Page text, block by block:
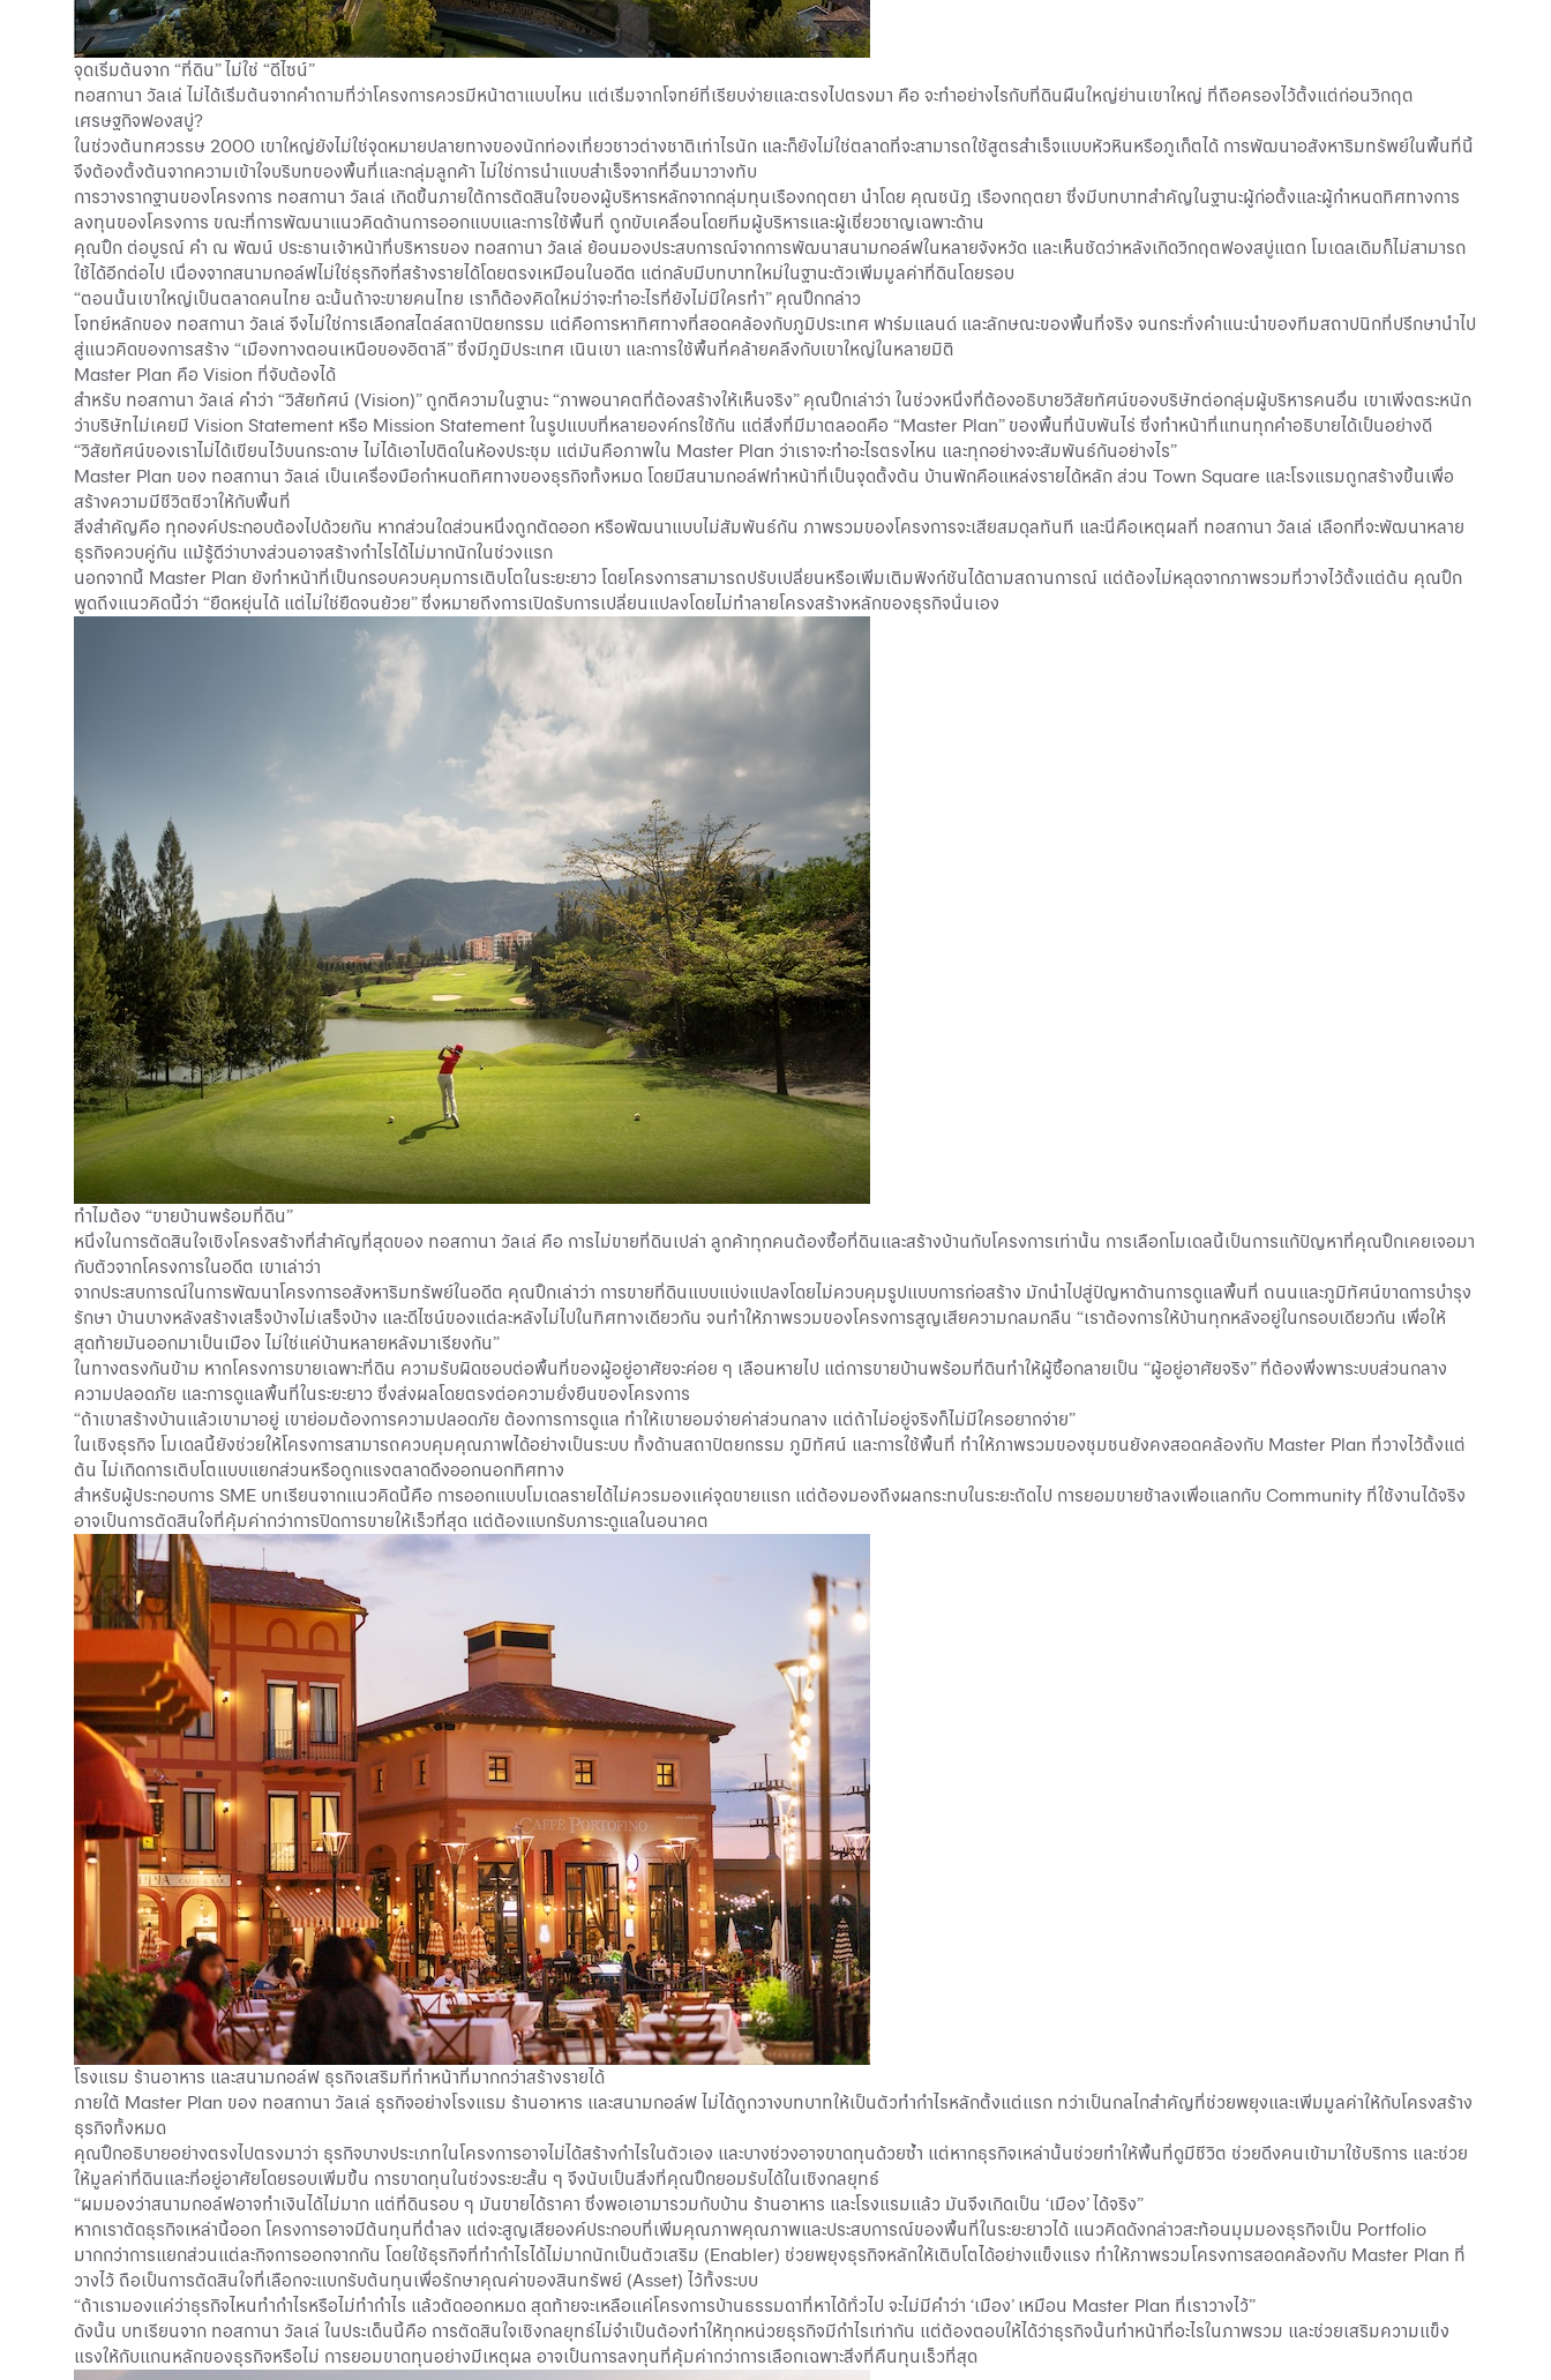
จุดเริ่มต้นจาก “ที่ดิน” ไม่ใช่ “ดีไซน์”
ทอสกานา วัลเล่ ไม่ได้เริ่มต้นจากคำถามที่ว่าโครงการควรมีหน้าตาแบบไหน แต่เริ่มจากโจทย์ที่เรียบง่ายและตรงไปตรงมา คือ จะทำอย่างไรกับที่ดินผืนใหญ่ย่านเขาใหญ่ ที่ถือครองไว้ตั้งแต่ก่อนวิกฤต
เศรษฐกิจฟองสบู่?
ในช่วงต้นทศวรรษ 2000 เขาใหญ่ยังไม่ใช่จุดหมายปลายทางของนักท่องเที่ยวชาวต่างชาติเท่าไรนัก และก็ยังไม่ใช่ตลาดที่จะสามารถใช้สูตรสำเร็จแบบหัวหินหรือภูเก็ตได้ การพัฒนาอสังหาริมทรัพย์ในพื้นที่นี้
จึงต้องตั้งต้นจากความเข้าใจบริบทของพื้นที่และกลุ่มลูกค้า ไม่ใช่การนำแบบสำเร็จจากที่อื่นมาวางทับ
การวางรากฐานของโครงการ ทอสกานา วัลเล่ เกิดขึ้นภายใต้การตัดสินใจของผู้บริหารหลักจากกลุ่มทุนเรืองกฤตยา นำโดย คุณชนัฎ เรืองกฤตยา ซึ่งมีบทบาทสำคัญในฐานะผู้ก่อตั้งและผู้กำหนดทิศทางการ
ลงทุนของโครงการ ขณะที่การพัฒนาแนวคิดด้านการออกแบบและการใช้พื้นที่ ถูกขับเคลื่อนโดยทีมผู้บริหารและผู้เชี่ยวชาญเฉพาะด้าน
คุณปิ๊ก ต่อบูรณ์ คำ ณ พัฒน์ ประธานเจ้าหน้าที่บริหารของ ทอสกานา วัลเล่ ย้อนมองประสบการณ์จากการพัฒนาสนามกอล์ฟในหลายจังหวัด และเห็นชัดว่าหลังเกิดวิกฤตฟองสบู่แตก โมเดลเดิมก็ไม่สามารถ
ใช้ได้อีกต่อไป เนื่องจากสนามกอล์ฟไม่ใช่ธุรกิจที่สร้างรายได้โดยตรงเหมือนในอดีต แต่กลับมีบทบาทใหม่ในฐานะตัวเพิ่มมูลค่าที่ดินโดยรอบ
“ตอนนั้นเขาใหญ่เป็นตลาดคนไทย ฉะนั้นถ้าจะขายคนไทย เราก็ต้องคิดใหม่ว่าจะทำอะไรที่ยังไม่มีใครทำ” คุณปิ๊กกล่าว
โจทย์หลักของ ทอสกานา วัลเล่ จึงไม่ใช่การเลือกสไตล์สถาปัตยกรรม แต่คือการหาทิศทางที่สอดคล้องกับภูมิประเทศ ฟาร์มแลนด์ และลักษณะของพื้นที่จริง จนกระทั่งคำแนะนำของทีมสถาปนิกที่ปรึกษานำไป
สู่แนวคิดของการสร้าง “เมืองทางตอนเหนือของอิตาลี” ซึ่งมีภูมิประเทศ เนินเขา และการใช้พื้นที่คล้ายคลึงกับเขาใหญ่ในหลายมิติ
Master Plan คือ Vision ที่จับต้องได้
สำหรับ ทอสกานา วัลเล่ คำว่า “วิสัยทัศน์ (Vision)” ถูกตีความในฐานะ “ภาพอนาคตที่ต้องสร้างให้เห็นจริง” คุณปิ๊กเล่าว่า ในช่วงหนึ่งที่ต้องอธิบายวิสัยทัศน์ของบริษัทต่อกลุ่มผู้บริหารคนอื่น เขาเพิ่งตระหนัก
ว่าบริษัทไม่เคยมี Vision Statement หรือ Mission Statement ในรูปแบบที่หลายองค์กรใช้กัน แต่สิ่งที่มีมาตลอดคือ “Master Plan” ของพื้นที่นับพันไร่ ซึ่งทำหน้าที่แทนทุกคำอธิบายได้เป็นอย่างดี
“วิสัยทัศน์ของเราไม่ได้เขียนไว้บนกระดาษ ไม่ได้เอาไปติดในห้องประชุม แต่มันคือภาพใน Master Plan ว่าเราจะทำอะไรตรงไหน และทุกอย่างจะสัมพันธ์กันอย่างไร”
Master Plan ของ ทอสกานา วัลเล่ เป็นเครื่องมือกำหนดทิศทางของธุรกิจทั้งหมด โดยมีสนามกอล์ฟทำหน้าที่เป็นจุดตั้งต้น บ้านพักคือแหล่งรายได้หลัก ส่วน Town Square และโรงแรมถูกสร้างขึ้นเพื่อ
สร้างความมีชีวิตชีวาให้กับพื้นที่
สิ่งสำคัญคือ ทุกองค์ประกอบต้องไปด้วยกัน หากส่วนใดส่วนหนึ่งถูกตัดออก หรือพัฒนาแบบไม่สัมพันธ์กัน ภาพรวมของโครงการจะเสียสมดุลทันที และนี่คือเหตุผลที่ ทอสกานา วัลเล่ เลือกที่จะพัฒนาหลาย
ธุรกิจควบคู่กัน แม้รู้ดีว่าบางส่วนอาจสร้างกำไรได้ไม่มากนักในช่วงแรก
นอกจากนี้ Master Plan ยังทำหน้าที่เป็นกรอบควบคุมการเติบโตในระยะยาว โดยโครงการสามารถปรับเปลี่ยนหรือเพิ่มเติมฟังก์ชันได้ตามสถานการณ์ แต่ต้องไม่หลุดจากภาพรวมที่วางไว้ตั้งแต่ต้น คุณปิ๊ก
พูดถึงแนวคิดนี้ว่า “ยืดหยุ่นได้ แต่ไม่ใช่ยืดจนย้วย” ซึ่งหมายถึงการเปิดรับการเปลี่ยนแปลงโดยไม่ทำลายโครงสร้างหลักของธุรกิจนั่นเอง
ทำไมต้อง “ขายบ้านพร้อมที่ดิน”
หนึ่งในการตัดสินใจเชิงโครงสร้างที่สำคัญที่สุดของ ทอสกานา วัลเล่ คือ การไม่ขายที่ดินเปล่า ลูกค้าทุกคนต้องซื้อที่ดินและสร้างบ้านกับโครงการเท่านั้น การเลือกโมเดลนี้เป็นการแก้ปัญหาที่คุณปิ๊กเคยเจอมา
กับตัวจากโครงการในอดีต เขาเล่าว่า
จากประสบการณ์ในการพัฒนาโครงการอสังหาริมทรัพย์ในอดีต คุณปิ๊กเล่าว่า การขายที่ดินแบบแบ่งแปลงโดยไม่ควบคุมรูปแบบการก่อสร้าง มักนำไปสู่ปัญหาด้านการดูแลพื้นที่ ถนนและภูมิทัศน์ขาดการบำรุง
รักษา บ้านบางหลังสร้างเสร็จบ้างไม่เสร็จบ้าง และดีไซน์ของแต่ละหลังไม่ไปในทิศทางเดียวกัน จนทำให้ภาพรวมของโครงการสูญเสียความกลมกลืน “เราต้องการให้บ้านทุกหลังอยู่ในกรอบเดียวกัน เพื่อให้
สุดท้ายมันออกมาเป็นเมือง ไม่ใช่แค่บ้านหลายหลังมาเรียงกัน”
ในทางตรงกันข้าม หากโครงการขายเฉพาะที่ดิน ความรับผิดชอบต่อพื้นที่ของผู้อยู่อาศัยจะค่อย ๆ เลือนหายไป แต่การขายบ้านพร้อมที่ดินทำให้ผู้ซื้อกลายเป็น “ผู้อยู่อาศัยจริง” ที่ต้องพึ่งพาระบบส่วนกลาง
ความปลอดภัย และการดูแลพื้นที่ในระยะยาว ซึ่งส่งผลโดยตรงต่อความยั่งยืนของโครงการ
“ถ้าเขาสร้างบ้านแล้วเขามาอยู่ เขาย่อมต้องการความปลอดภัย ต้องการการดูแล ทำให้เขายอมจ่ายค่าส่วนกลาง แต่ถ้าไม่อยู่จริงก็ไม่มีใครอยากจ่าย”
ในเชิงธุรกิจ โมเดลนี้ยังช่วยให้โครงการสามารถควบคุมคุณภาพได้อย่างเป็นระบบ ทั้งด้านสถาปัตยกรรม ภูมิทัศน์ และการใช้พื้นที่ ทำให้ภาพรวมของชุมชนยังคงสอดคล้องกับ Master Plan ที่วางไว้ตั้งแต่
ต้น ไม่เกิดการเติบโตแบบแยกส่วนหรือถูกแรงตลาดดึงออกนอกทิศทาง
สำหรับผู้ประกอบการ SME บทเรียนจากแนวคิดนี้คือ การออกแบบโมเดลรายได้ไม่ควรมองแค่จุดขายแรก แต่ต้องมองถึงผลกระทบในระยะถัดไป การยอมขายช้าลงเพื่อแลกกับ Community ที่ใช้งานได้จริง
อาจเป็นการตัดสินใจที่คุ้มค่ากว่าการปิดการขายให้เร็วที่สุด แต่ต้องแบกรับภาระดูแลในอนาคต
โรงแรม ร้านอาหาร และสนามกอล์ฟ ธุรกิจเสริมที่ทำหน้าที่มากกว่าสร้างรายได้
ภายใต้ Master Plan ของ ทอสกานา วัลเล่ ธุรกิจอย่างโรงแรม ร้านอาหาร และสนามกอล์ฟ ไม่ได้ถูกวางบทบาทให้เป็นตัวทำกำไรหลักตั้งแต่แรก ทว่าเป็นกลไกสำคัญที่ช่วยพยุงและเพิ่มมูลค่าให้กับโครงสร้าง
ธุรกิจทั้งหมด
คุณปิ๊กอธิบายอย่างตรงไปตรงมาว่า ธุรกิจบางประเภทในโครงการอาจไม่ได้สร้างกำไรในตัวเอง และบางช่วงอาจขาดทุนด้วยซ้ำ แต่หากธุรกิจเหล่านั้นช่วยทำให้พื้นที่ดูมีชีวิต ช่วยดึงคนเข้ามาใช้บริการ และช่วย
ให้มูลค่าที่ดินและที่อยู่อาศัยโดยรอบเพิ่มขึ้น การขาดทุนในช่วงระยะสั้น ๆ จึงนับเป็นสิ่งที่คุณปิ๊กยอมรับได้ในเชิงกลยุทธ์
“ผมมองว่าสนามกอล์ฟอาจทำเงินได้ไม่มาก แต่ที่ดินรอบ ๆ มันขายได้ราคา ซึ่งพอเอามารวมกับบ้าน ร้านอาหาร และโรงแรมแล้ว มันจึงเกิดเป็น ‘เมือง’ ได้จริง”
หากเราตัดธุรกิจเหล่านี้ออก โครงการอาจมีต้นทุนที่ต่ำลง แต่จะสูญเสียองค์ประกอบที่เพิ่มคุณภาพคุณภาพและประสบการณ์ของพื้นที่ในระยะยาวได้ แนวคิดดังกล่าวสะท้อนมุมมองธุรกิจเป็น Portfolio
มากกว่าการแยกส่วนแต่ละกิจการออกจากกัน โดยใช้ธุรกิจที่ทำกำไรได้ไม่มากนักเป็นตัวเสริม (Enabler) ช่วยพยุงธุรกิจหลักให้เติบโตได้อย่างแข็งแรง ทำให้ภาพรวมโครงการสอดคล้องกับ Master Plan ที่
วางไว้ ถือเป็นการตัดสินใจที่เลือกจะแบกรับต้นทุนเพื่อรักษาคุณค่าของสินทรัพย์ (Asset) ไว้ทั้งระบบ
“ถ้าเรามองแค่ว่าธุรกิจไหนทำกำไรหรือไม่ทำกำไร แล้วตัดออกหมด สุดท้ายจะเหลือแค่โครงการบ้านธรรมดาที่หาได้ทั่วไป จะไม่มีคำว่า ‘เมือง’ เหมือน Master Plan ที่เราวางไว้”
ดังนั้น บทเรียนจาก ทอสกานา วัลเล่ ในประเด็นนี้คือ การตัดสินใจเชิงกลยุทธ์ไม่จำเป็นต้องทำให้ทุกหน่วยธุรกิจมีกำไรเท่ากัน แต่ต้องตอบให้ได้ว่าธุรกิจนั้นทำหน้าที่อะไรในภาพรวม และช่วยเสริมความแข็ง
แรงให้กับแกนหลักของธุรกิจหรือไม่ การยอมขาดทุนอย่างมีเหตุผล อาจเป็นการลงทุนที่คุ้มค่ากว่าการเลือกเฉพาะสิ่งที่คืนทุนเร็วที่สุด